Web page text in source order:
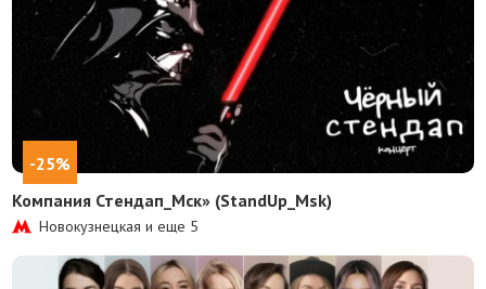
-25%
Компания Стендап_Мск» (StandUp_Msk)
Новокузнецкая и еще 5